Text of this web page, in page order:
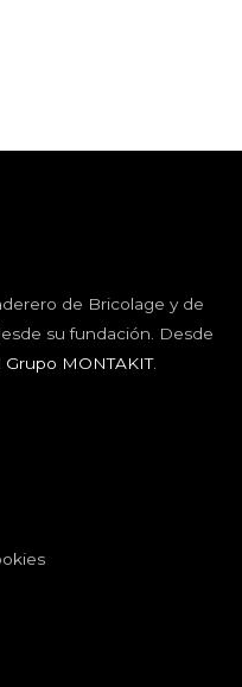
de Bricolage y de
su fundación. Desde
Grupo MONTAKIT.